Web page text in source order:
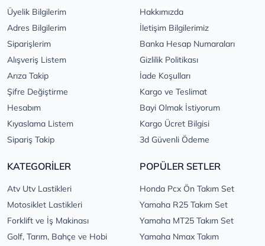
Üyelik Bilgilerim
Adres Bilgilerim
Siparişlerim
Alışveriş Listem
Arıza Takip
Şifre Değiştirme
Hesabım
Kıyaslama Listem
Sipariş Takip
Hakkımızda
İletişim Bilgilerimiz
Banka Hesap Numaraları
Gizlilik Politikası
İade Koşulları
Kargo ve Teslimat
Bayi Olmak İstiyorum
Kargo Ücret Bilgisi
3d Güvenli Ödeme
KATEGORİLER
Atv Utv Lastikleri
Motosiklet Lastikleri
Forklift ve İş Makinası
Golf, Tarım, Bahçe ve Hobi
POPÜLER SETLER
Honda Pcx Ön Takım Set
Yamaha R25 Takım Set
Yamaha MT25 Takım Set
Yamaha Nmax Takım